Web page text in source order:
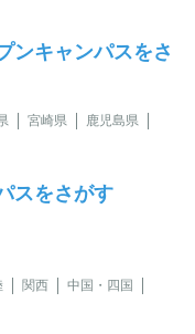
ンキャンパスをさ
宮崎県
鹿児島県
スをさがす
関西
中国・四国